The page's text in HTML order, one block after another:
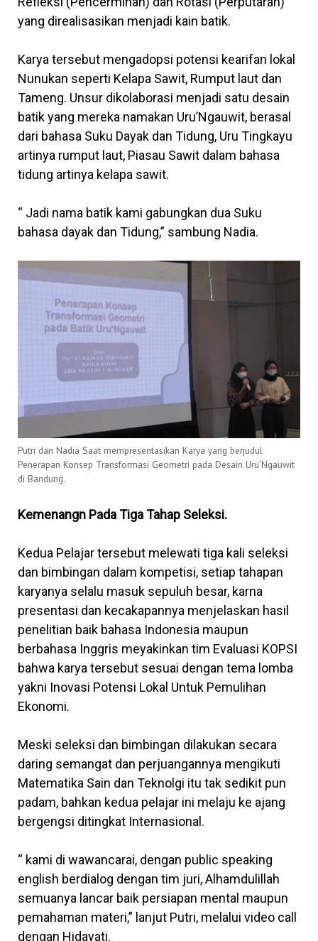
yang direalisasikan menjadi kain batik.
Karya tersebut mengadopsi potensi kearifan lokal
Nunukan seperti Kelapa Sawit, Rumput laut dan
Tameng. Unsur dikolaborasi menjadi satu desain
batik yang mereka namakan Uru’Ngauwit, berasal
dari bahasa Suku Dayak dan Tidung, Uru Tingkayu
artinya rumput laut, Piasau Sawit dalam bahasa
tidung artinya kelapa sawit.
“ Jadi nama batik kami gabungkan dua Suku
bahasa dayak dan Tidung,” sambung Nadia.
Putri dan Nadia Saat mempresentasikan Karya yang berjudul
Penerapan Konsep Transformasi Geometri pada Desain Uru’Ngauwit
di Bandung.
Kemenangn Pada Tiga Tahap Seleksi.
Kedua Pelajar tersebut melewati tiga kali seleksi
dan bimbingan dalam kompetisi, setiap tahapan
karyanya selalu masuk sepuluh besar, karna
presentasi dan kecakapannya menjelaskan hasil
penelitian baik bahasa Indonesia maupun
berbahasa Inggris meyakinkan tim Evaluasi KOPSI
bahwa karya tersebut sesuai dengan tema lomba
yakni Inovasi Potensi Lokal Untuk Pemulihan
Ekonomi.
Meski seleksi dan bimbingan dilakukan secara
daring semangat dan perjuangannya mengikuti
Matematika Sain dan Teknolgi itu tak sedikit pun
padam, bahkan kedua pelajar ini melaju ke ajang
bergengsi ditingkat Internasional.
“ kami di wawancarai, dengan public speaking
english berdialog dengan tim juri, Alhamdulillah
semuanya lancar baik persiapan mental maupun
pemahaman materi,” lanjut Putri, melalui video call
dengan Hidayati.